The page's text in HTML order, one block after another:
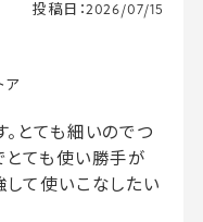
投稿日：2026/07/15
ア
とても細いのでつ
とても使い勝手が
して使いこなしたい